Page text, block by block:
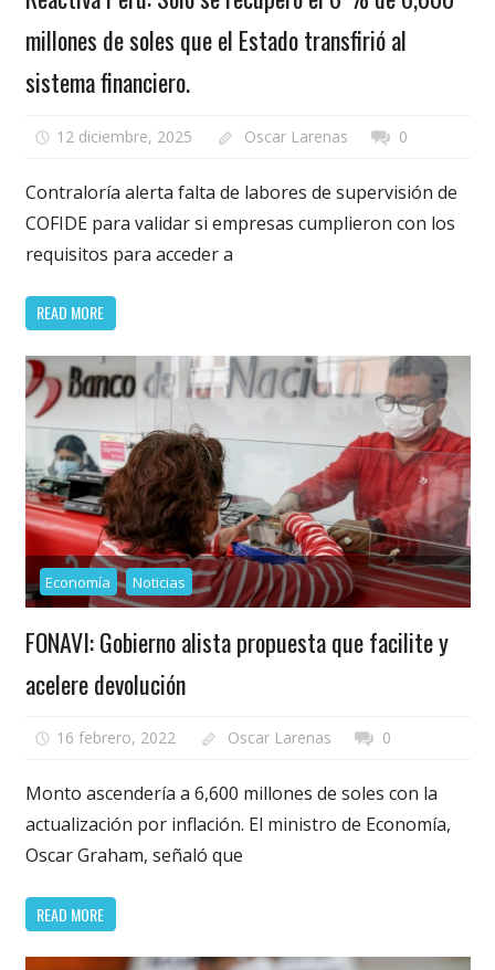
millones de soles que el Estado transfirió al
sistema financiero.
12 diciembre, 2025 Oscar Larenas 0
Contraloría alerta falta de labores de supervisión de
COFIDE para validar si empresas cumplieron con los
requisitos para acceder a
READ MORE
Economía Noticias
FONAVI: Gobierno alista propuesta que facilite y
acelere devolución
16 febrero, 2022 Oscar Larenas 0
Monto ascendería a 6,600 millones de soles con la
actualización por inflación. El ministro de Economía,
Oscar Graham, señaló que
READ MORE